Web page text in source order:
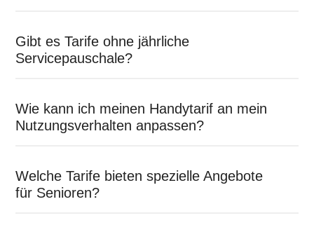
Gibt es Tarife ohne jährliche
Servicepauschale?
Wie kann ich meinen Handytarif an mein
Nutzungsverhalten anpassen?
Welche Tarife bieten spezielle Angebote
für Senioren?